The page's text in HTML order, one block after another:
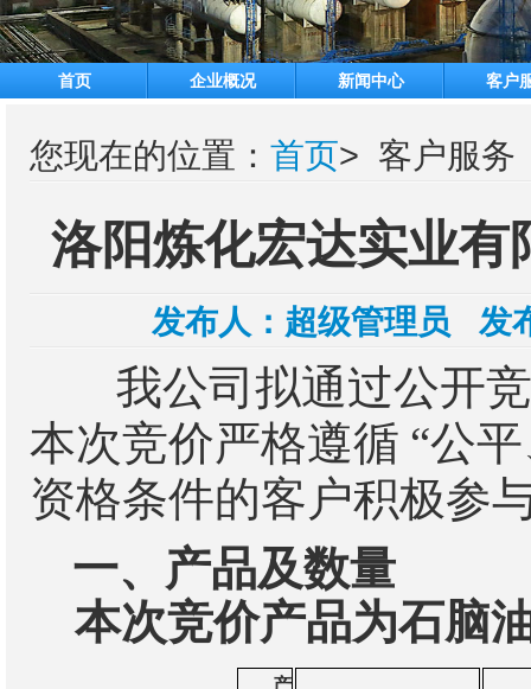
首页 企业概况 新闻中心 客户
您现在的位置： 首页> 客户服务
洛阳炼化宏达实业
发布人： 超级管理员 发
我公司拟通过公开
本次竞价严格遵循 “公
资格条件的客户积极参
一、 产品及数量
本次竞价产品为石脑